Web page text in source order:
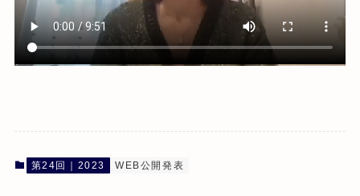
第24回｜2023 WEB公開発表